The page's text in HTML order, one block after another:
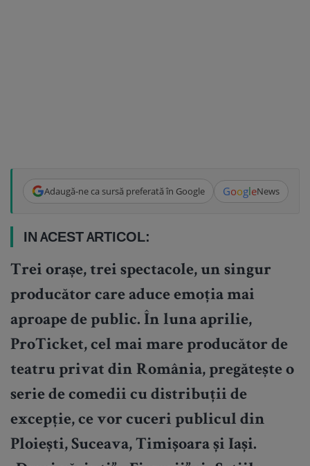
Adaugă-ne ca sursă preferată în Google GoogleNews
IN ACEST ARTICOL:
Trei orașe, trei spectacole, un singur
producător care aduce emoția mai
aproape de public. În luna aprilie,
ProTicket, cel mai mare producător de
teatru privat din România, pregătește o
serie de comedii cu distribuții de
excepție, ce vor cuceri publicul din
Ploiești, Suceava, Timișoara și Iași.